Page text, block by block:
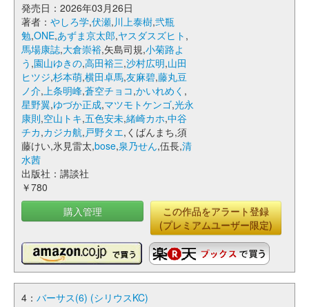
発売日：2026年03月26日
著者： やしろ学,伏瀬,川上泰樹,弐瓶
勉,ONE,あずま京太郎,ヤスダスズヒト ,
馬場康誌,大倉崇裕,矢島司規,小菊路よ
う ,園山ゆきの,高田裕三,沙村広明,山田
ヒツジ,杉本萌,横田卓馬,友麻碧,藤丸豆
ノ介,上条明峰,蒼空チョコ,かいれめく ,
星野翼,ゆづか正成,マツモトケンゴ,光永
康則,空山トキ,五色安未,緒崎カホ,中谷
チカ,カジカ航,戸野タエ,くばんまち,須
藤けい,氷見雷太,bose,泉乃せん,伍長,清
水茜
出版社：講談社
￥780
購入管理
この作品をアラート登録
(プレミアムユーザー限定)
4： バーサス(6) (シリウスKC)